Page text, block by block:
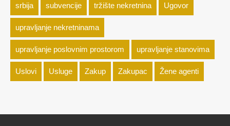
srbija subvencije tržište nekretnina Ugovor
upravljanje nekretninama
upravljanje poslovnim prostorom upravljanje stanovima
Uslovi Usluge Zakup Zakupac Žene agenti